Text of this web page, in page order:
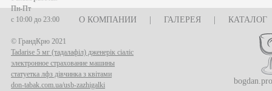
О КОМПАНИИ ГАЛЕРЕЯ КАТАЛОГ
Пн-Пт
с 10:00 до 23:00
© ГрандКрю 2021
Tadarise 5 мг (тадалафіл) дженерік сіаліс
электронное страхование машины
статуетка лфз дівчинка з квітами
don-tabak.com.ua/usb-zazhigalki